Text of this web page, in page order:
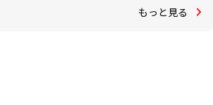
もっと見る